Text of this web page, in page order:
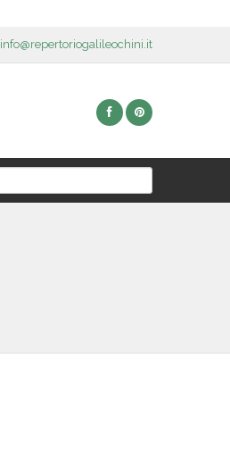
info@repertoriogalileochini.it